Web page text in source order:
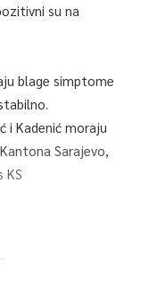
su na
blage simptome
i Kadenić moraju
Sarajevo,
KS